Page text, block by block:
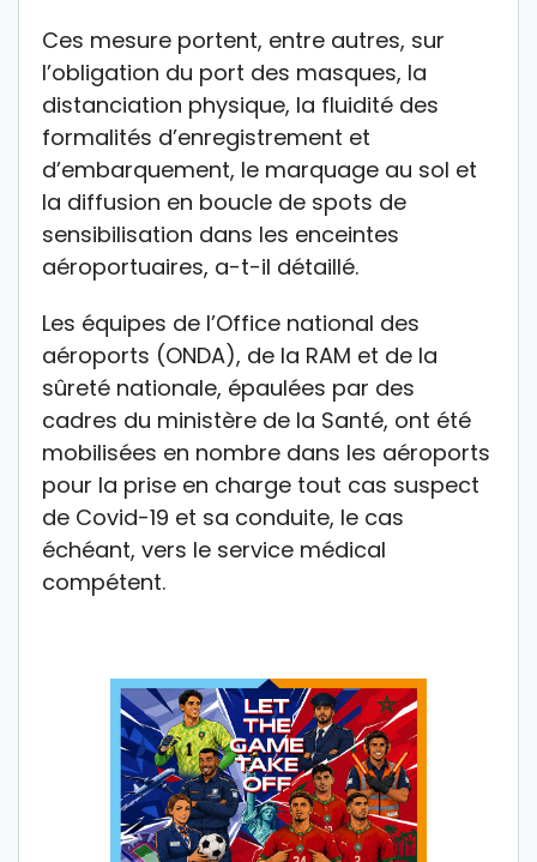
Ces mesure portent, entre autres, sur
l’obligation du port des masques, la
distanciation physique, la fluidité des
formalités d’enregistrement et
d’embarquement, le marquage au sol et
la diffusion en boucle de spots de
sensibilisation dans les enceintes
aéroportuaires, a-t-il détaillé.
Les équipes de l’Office national des
aéroports (ONDA), de la RAM et de la
sûreté nationale, épaulées par des
cadres du ministère de la Santé, ont été
mobilisées en nombre dans les aéroports
pour la prise en charge tout cas suspect
de Covid-19 et sa conduite, le cas
échéant, vers le service médical
compétent.